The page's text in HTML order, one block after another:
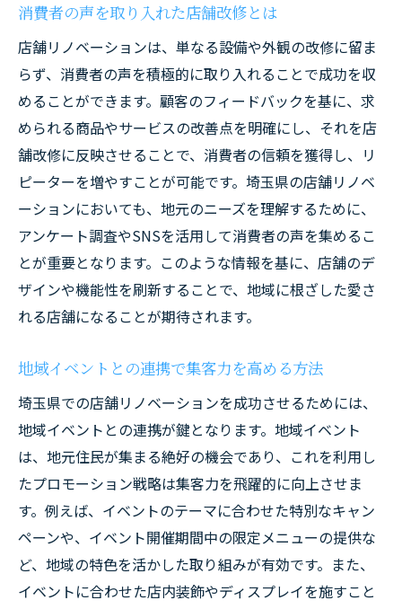
消費者の声を取り入れた店舗改修とは
店舗リノベーションは、単なる設備や外観の改修に留ま
らず、消費者の声を積極的に取り入れることで成功を収
めることができます。顧客のフィードバックを基に、求
められる商品やサービスの改善点を明確にし、それを店
舗改修に反映させることで、消費者の信頼を獲得し、リ
ピーターを増やすことが可能です。埼玉県の店舗リノベ
ーションにおいても、地元のニーズを理解するために、
アンケート調査やSNSを活用して消費者の声を集めるこ
とが重要となります。このような情報を基に、店舗のデ
ザインや機能性を刷新することで、地域に根ざした愛さ
れる店舗になることが期待されます。
地域イベントとの連携で集客力を高める方法
埼玉県での店舗リノベーションを成功させるためには、
地域イベントとの連携が鍵となります。地域イベント
は、地元住民が集まる絶好の機会であり、これを利用し
たプロモーション戦略は集客力を飛躍的に向上させま
す。例えば、イベントのテーマに合わせた特別なキャン
ペーンや、イベント開催期間中の限定メニューの提供な
ど、地域の特色を活かした取り組みが有効です。また、
イベントに合わせた店内装飾やディスプレイを施すこと